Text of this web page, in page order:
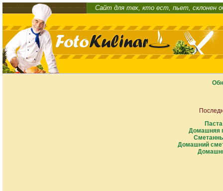
Сайт для тех, кто ест, пьет, склонен
Домашняя
Домашний